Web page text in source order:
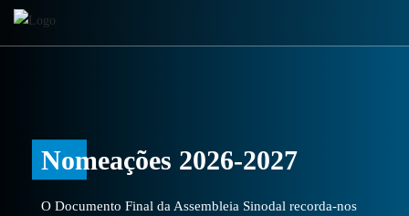
Nomeações 2026-2027
O Documento Final da Assembleia Sinodal recorda-nos